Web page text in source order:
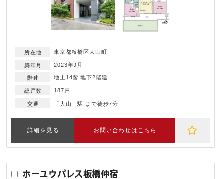
東京都板橋区大山町
2023年9月
地上14階 地下2階建
187戸
「大山」駅 まで徒歩7分
詳細を見る お問い合わせはこちら
ホーユウパレス板橋仲宿